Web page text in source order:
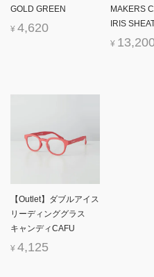
GOLD GREEN
¥ 4,620
MAKERS
IRIS
¥
【Outlet】ダブルアイス
リーディンググラス
キャンディCAFU
¥ 4,125